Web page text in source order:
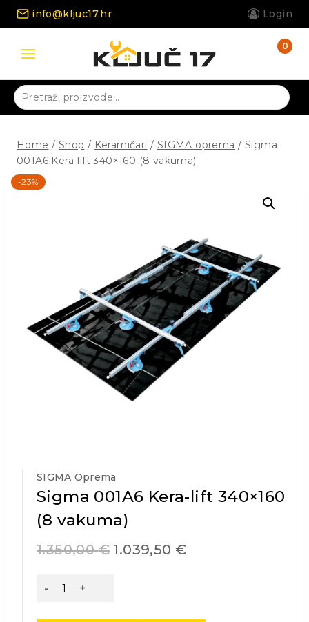
Skip
info@kljuc17.hr Login
0
Pretraži:
Home / Shop / Keramičari / SIGMA oprema / Sigma
001A6 Kera-lift 340×160 (8 vakuma)
-23%
SIGMA Oprema
Sigma 001A6 Kera-lift 340×160
(8 vakuma)
1.350,00€ 1.039,50 €
Sigma